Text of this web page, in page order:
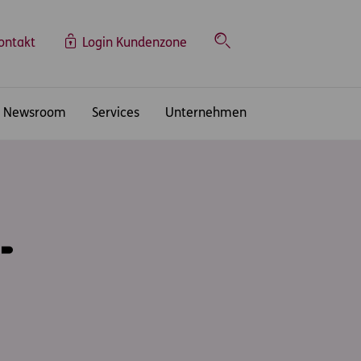
Login Kundenzone
Suche
Newsroom Services Unternehmen